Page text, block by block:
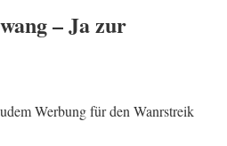
– Ja zur
Werbung für den Wanrstreik